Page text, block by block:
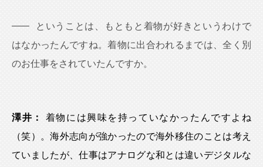
ということは、もともと着物が好きというわけで
はなかったんですね。着物に出合われるまでは、全く別
のお仕事をされていたんですか。
澤井：
着物には興味を持っていなかったんですよね
（笑）。海外志向が強かったので海外移住のことは考え
ていましたが、仕事はアナログな和とは違いデジタルな